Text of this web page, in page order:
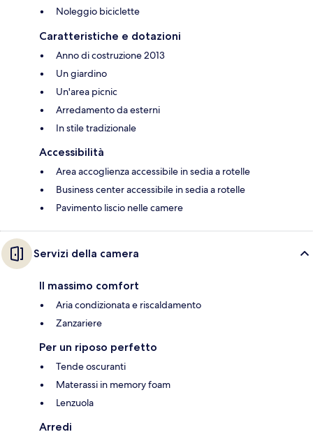
Noleggio biciclette
Caratteristiche e dotazioni
Anno di costruzione 2013
Un giardino
Un'area picnic
Arredamento da esterni
In stile tradizionale
Accessibilità
Area accoglienza accessibile in sedia a rotelle
Business center accessibile in sedia a rotelle
Pavimento liscio nelle camere
Servizi della camera
Il massimo comfort
Aria condizionata e riscaldamento
Zanzariere
Per un riposo perfetto
Tende oscuranti
Materassi in memory foam
Lenzuola
Arredi